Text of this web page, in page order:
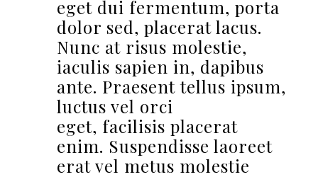
eget dui fermentum, porta
dolor sed, placerat lacus.
Nunc at risus molestie,
iaculis sapien in, dapibus
ante. Praesent tellus ipsum,
luctus vel orci
eget, facilisis placerat
enim. Suspendisse laoreet
erat vel metus molestie